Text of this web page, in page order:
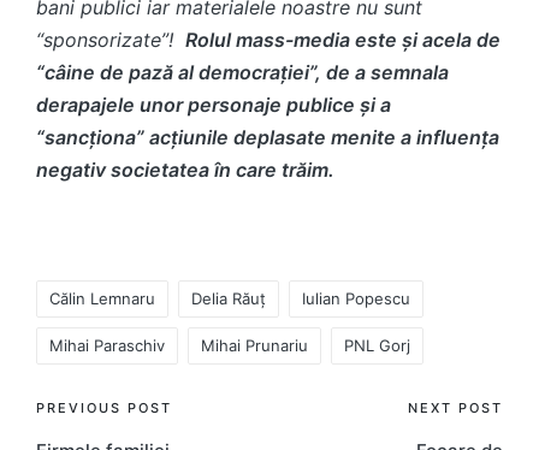
bani publici iar materialele noastre nu sunt
“sponsorizate”! Rolul mass-media este și acela de
“câine de pază al democrației”, de a semnala
derapajele unor personaje publice și a
“sancționa” acțiunile deplasate menite a influența
negativ societatea în care trăim.
Călin Lemnaru Delia Răuț Iulian Popescu
Mihai Paraschiv Mihai Prunariu PNL Gorj
Post
PREVIOUS POST NEXT POST